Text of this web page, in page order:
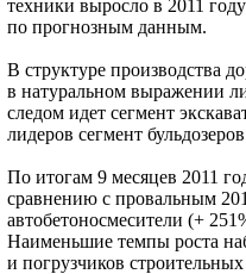
техники выросло в 2011
по прогнозным данным.
В структуре производства
в натуральном выражении
следом идет сегмент
лидеров сегмент
По итогам 9 месяцев 2011
сравнению с провальным
автобетоносмесители (+
Наименьшие темпы роста
и погрузчиков